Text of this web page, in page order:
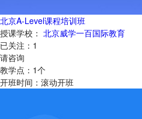
北京A-Level课程培训班
授课学校： 北京威学一百国际教育
已关注： 1
请咨询
教学点： 1个
开班时间： 滚动开班